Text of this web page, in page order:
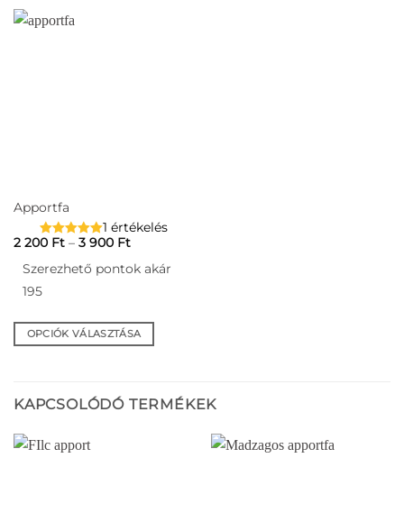
Apportfa
1 értékelés
2 200 Ft – 3 900 FtÁrtartomány:
200 Ft
-
Szerezhető pontok akár
195
OPCIÓK VÁLASZTÁSA
több
variációja
van.
KAPCSOLÓDÓ TERMÉKEK